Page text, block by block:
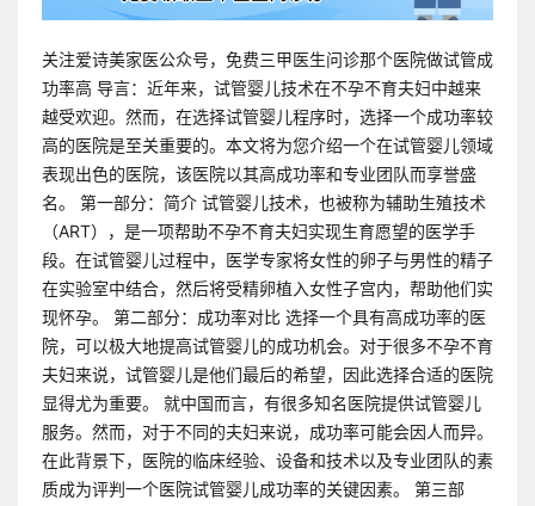
关注爱诗美家医公众号，免费三甲医生问诊那个医院做试管成
功率高 导言：近年来，试管婴儿技术在不孕不育夫妇中越来
越受欢迎。然而，在选择试管婴儿程序时，选择一个成功率较
高的医院是至关重要的。本文将为您介绍一个在试管婴儿领域
表现出色的医院，该医院以其高成功率和专业团队而享誉盛
名。 第一部分：简介 试管婴儿技术，也被称为辅助生殖技术
（ART），是一项帮助不孕不育夫妇实现生育愿望的医学手
段。在试管婴儿过程中，医学专家将女性的卵子与男性的精子
在实验室中结合，然后将受精卵植入女性子宫内，帮助他们实
现怀孕。 第二部分：成功率对比 选择一个具有高成功率的医
院，可以极大地提高试管婴儿的成功机会。对于很多不孕不育
夫妇来说，试管婴儿是他们最后的希望，因此选择合适的医院
显得尤为重要。 就中国而言，有很多知名医院提供试管婴儿
服务。然而，对于不同的夫妇来说，成功率可能会因人而异。
在此背景下，医院的临床经验、设备和技术以及专业团队的素
质成为评判一个医院试管婴儿成功率的关键因素。 第三部